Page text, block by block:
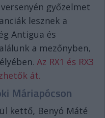
győzelmet
lesznek a
Antigua és
a mezőnyben,
Az RX1 és RX3
át.
Máriapócson
kettő, Benyó Máté